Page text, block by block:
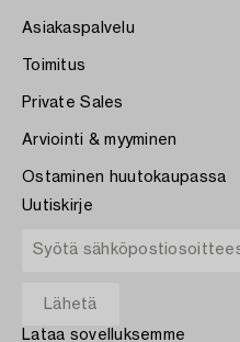
Asiakaspalvelu
Toimitus
Private Sales
Arviointi & myyminen
Ostaminen huutokaupassa
Uutiskirje
Lataa sovelluksemme